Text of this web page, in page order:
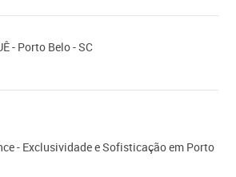
- Porto Belo - SC
- Exclusividade e Sofisticação em Porto